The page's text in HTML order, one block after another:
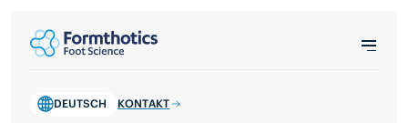
DEUTSCH KONTAKT